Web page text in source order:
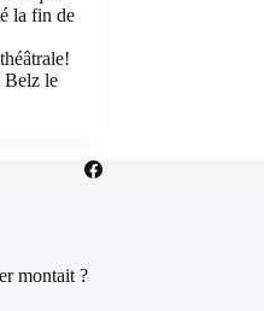
la fin de
Belz le
montait ?